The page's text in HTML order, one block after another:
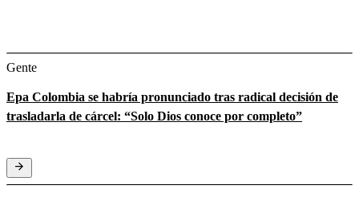
Gente
Epa Colombia se habría pronunciado tras radical decisión de
trasladarla de cárcel: “Solo Dios conoce por completo”